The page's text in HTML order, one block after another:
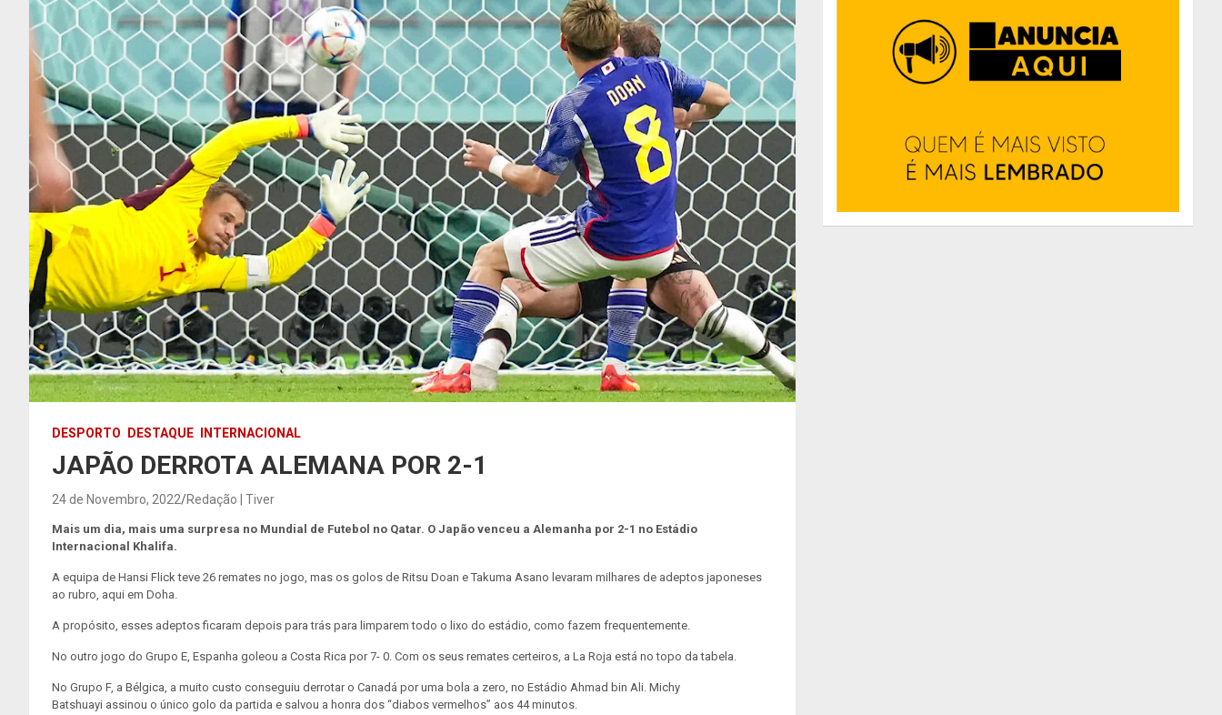
DESPORTO DESTAQUE INTERNACIONAL
JAPÃO DERROTA ALEMANA POR 2-1
24 de Novembro, 2022 Redação | Tiver
Mais um dia, mais uma surpresa no Mundial de Futebol no Qatar. O Japão venceu a Alemanha por 2-1 no Estádio
Internacional Khalifa.
A equipa de Hansi Flick teve 26 remates no jogo, mas os golos de Ritsu Doan e Takuma Asano levaram milhares de adeptos japoneses
ao rubro, aqui em Doha.
A propósito, esses adeptos ficaram depois para trás para limparem todo o lixo do estádio, como fazem frequentemente.
No outro jogo do Grupo E, Espanha goleou a Costa Rica por 7- 0. Com os seus remates certeiros, a La Roja está no topo da tabela.
No Grupo F, a Bélgica, a muito custo conseguiu derrotar o Canadá por uma bola a zero, no Estádio Ahmad bin Ali. Michy
Batshuayi assinou o único golo da partida e salvou a honra dos “diabos vermelhos” aos 44 minutos.